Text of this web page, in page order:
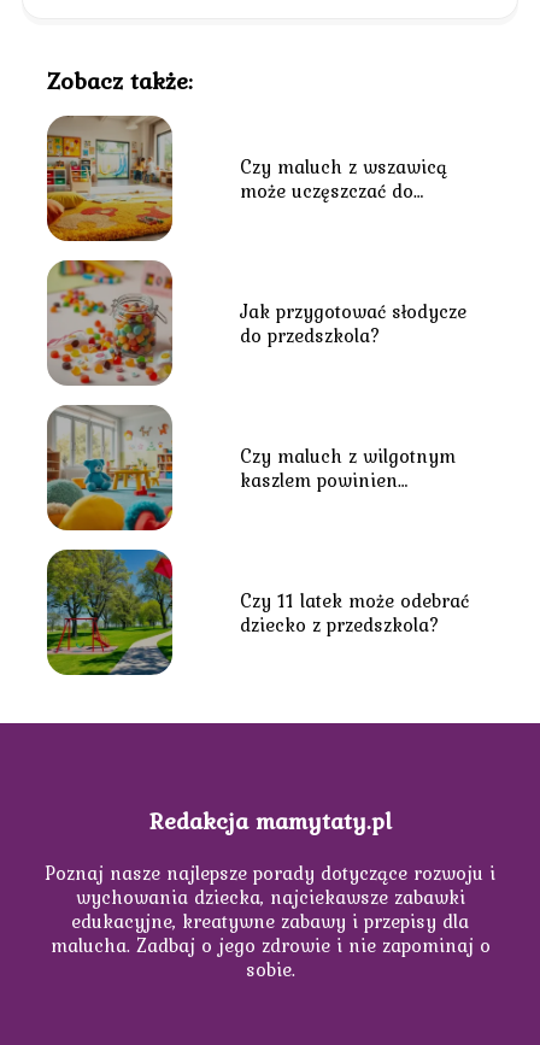
Zobacz także:
Czy maluch z wszawicą
może uczęszczać do
Jak przygotować słodycze
do przedszkola?
Czy maluch z wilgotnym
kaszlem powinien
Czy 11 latek może odebrać
dziecko z przedszkola?
Redakcja mamytaty.pl
Poznaj nasze najlepsze porady dotyczące rozwoju i
wychowania dziecka, najciekawsze zabawki
edukacyjne, kreatywne zabawy i przepisy dla
malucha. Zadbaj o jego zdrowie i nie zapominaj o
sobie.